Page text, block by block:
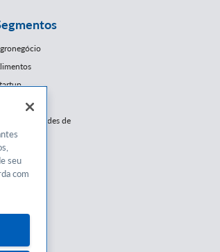
E-Commerce
Franquias / Redes de
Cooperação
Mercopar
seu
com